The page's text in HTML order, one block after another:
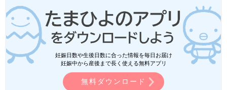
妊娠日数や生後日数に合った情報を毎日お届け
妊娠中から産後まで長く使える無料アプリ
無料ダウンロード